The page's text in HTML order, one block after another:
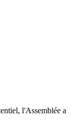
l'Assemblée a